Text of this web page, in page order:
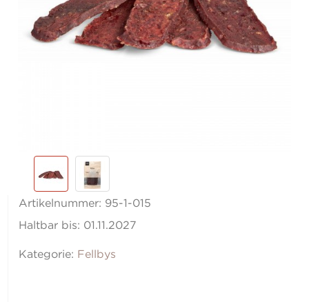
Artikelnummer: 95-1-015
Haltbar bis: 01.11.2027
Kategorie: Fellbys